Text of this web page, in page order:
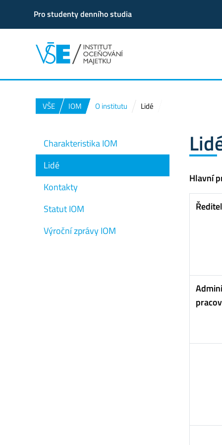
Pro studenty denního studia
VŠE IOM O institutu Lidé
Hlavní
Charakteristika IOM
Lidé
Kontakty
Statut IOM
Výroční zprávy IOM